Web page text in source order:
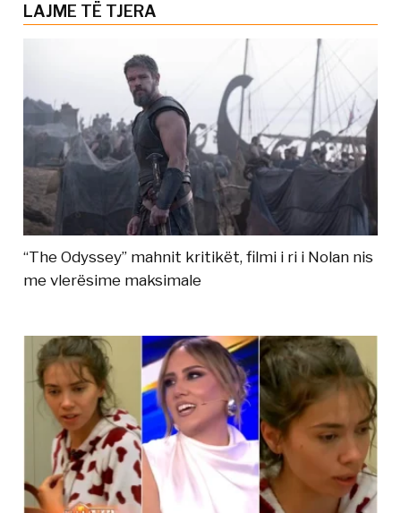
LAJME TË TJERA
“The Odyssey” mahnit kritikët, filmi i ri i Nolan nis
me vlerësime maksimale